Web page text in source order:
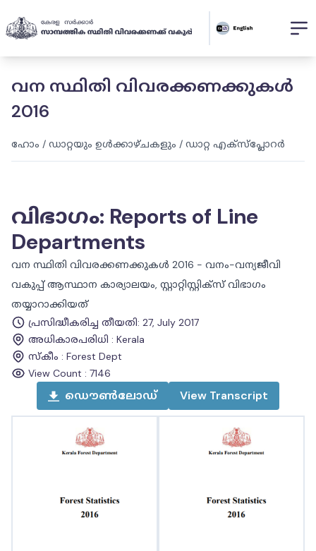
വന സ്ഥിതി വിവരക്കണക്കുകള്‍
2016
ഹോം / ഡാറ്റയും ഉൾക്കാഴ്ചകളും / ഡാറ്റ എക്സ്പ്ലോറർ
വിഭാഗം: Reports of Line
Departments
വന സ്ഥിതി വിവരക്കണക്കുകള്‍ 2016 - വനം-വന്യജീവി
വകുപ്പ് ആസ്ഥാന കാര്യാലയം, സ്റ്റാറ്റിസ്റ്റിക്സ് വിഭാഗം
തയ്യാറാക്കിയത്
പ്രസിദ്ധീകരിച്ച തീയതി: 27, July 2017
അധികാരപരിധി : Kerala
സ്കീം : Forest Dept
View Count : 7146
ഡൌൺലോഡ് View Transcript